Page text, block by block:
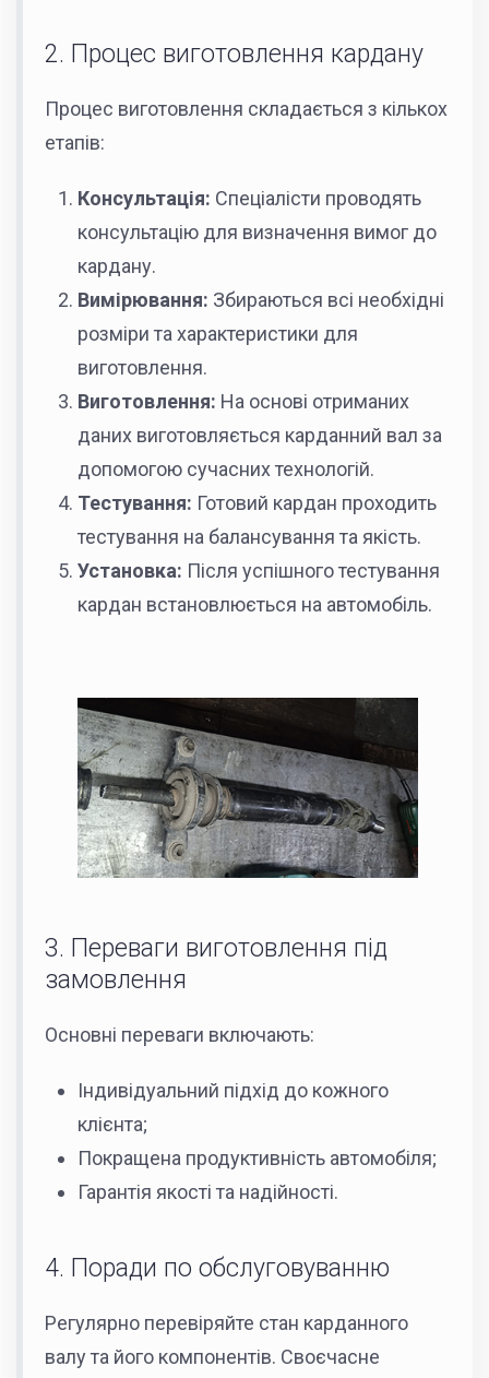
2. Процес виготовлення кардану
Процес виготовлення складається з кількох
етапів:
Консультація: Спеціалісти проводять
консультацію для визначення вимог до
кардану.
Вимірювання: Збираються всі необхідні
розміри та характеристики для
виготовлення.
Виготовлення: На основі отриманих
даних виготовляється карданний вал за
допомогою сучасних технологій.
Тестування: Готовий кардан проходить
тестування на балансування та якість.
Установка: Після успішного тестування
кардан встановлюється на автомобіль.
3. Переваги виготовлення під
замовлення
Основні переваги включають:
Індивідуальний підхід до кожного
клієнта;
Покращена продуктивність автомобіля;
Гарантія якості та надійності.
4. Поради по обслуговуванню
Регулярно перевіряйте стан карданного
валу та його компонентів. Своєчасне